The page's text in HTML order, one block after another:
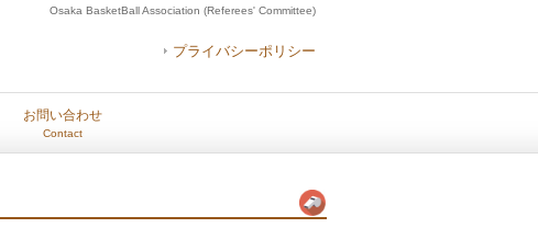
Osaka BasketBall Association (Referees' Committee)
プライバシーポリシー
お問い合わせ
Contact